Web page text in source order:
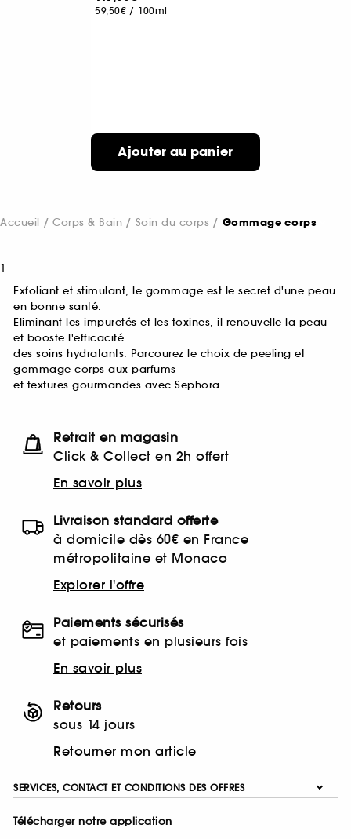
59,50€ / 100ml
Ajouter au panier
Accueil Corps & Bain Soin du corps Gommage corps
1
Exfoliant et stimulant, le gommage est le secret d'une peau
en bonne santé.
Eliminant les impuretés et les toxines, il renouvelle la peau
et booste l'efficacité
des soins hydratants. Parcourez le choix de peeling et
gommage corps aux parfums
et textures gourmandes avec Sephora.
Retrait en magasin
Click & Collect en 2h offert
En savoir plus
Livraison standard offerte
à domicile dès 60€ en France
métropolitaine et Monaco
Explorer l'offre
Paiements sécurisés
et paiements en plusieurs fois
En savoir plus
Retours
sous 14 jours
Retourner mon article
SERVICES, CONTACT ET CONDITIONS DES OFFRES
Télécharger notre application